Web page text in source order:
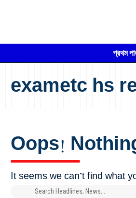
প্রথম
exametc hs
Oops!
It seems we can’t find what